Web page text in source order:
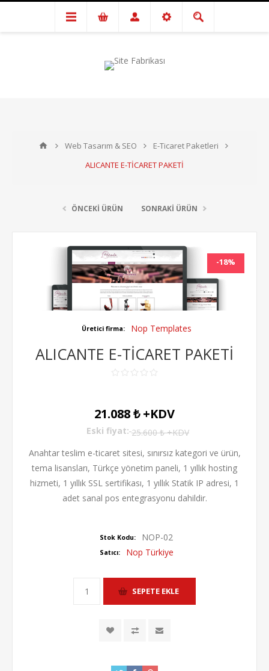
Web Tasarım & SEO
E-Ticaret Paketleri
ALICANTE E-TİCARET PAKETİ
ÖNCEKİ ÜRÜN SONRAKİ ÜRÜN
-18%
Üretici firma: Nop Templates
ALICANTE E-TİCARET PAKETİ
21.088 ₺ +KDV
Eski fiyat: 25.600 ₺ +KDV
Anahtar teslim e-ticaret sitesi, sınırsız kategori ve ürün,
tema lisansları, Türkçe yönetim paneli, 1 yıllık hosting
hizmeti, 1 yıllık SSL sertifikası, 1 yıllık Statik IP adresi, 1
adet sanal pos entegrasyonu dahildir.
Stok Kodu: NOP-02
Satıcı: Nop Türkiye